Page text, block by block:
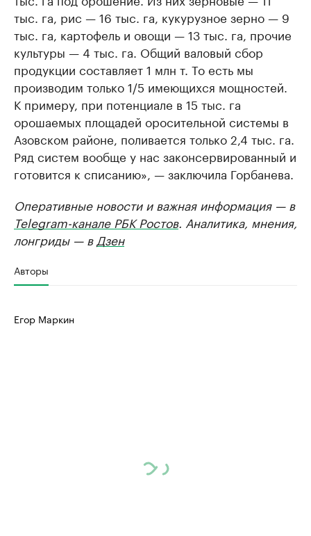
тыс. га, рис — 16 тыс. га, кукурузное зерно — 9
тыс. га, картофель и овощи — 13 тыс. га, прочие
культуры — 4 тыс. га. Общий валовый сбор
продукции составляет 1 млн т. То есть мы
производим только 1/5 имеющихся мощностей.
К примеру, при потенциале в 15 тыс. га
орошаемых площадей оросительной системы в
Азовском районе, поливается только 2,4 тыс. га.
Ряд систем вообще у нас законсервированный и
готовится к списанию», — заключила Горбанева.
Оперативные новости и важная информация — в
Telegram-канале РБК Ростов. Аналитика, мнения,
лонгриды — в Дзен
Авторы
Егор Маркин